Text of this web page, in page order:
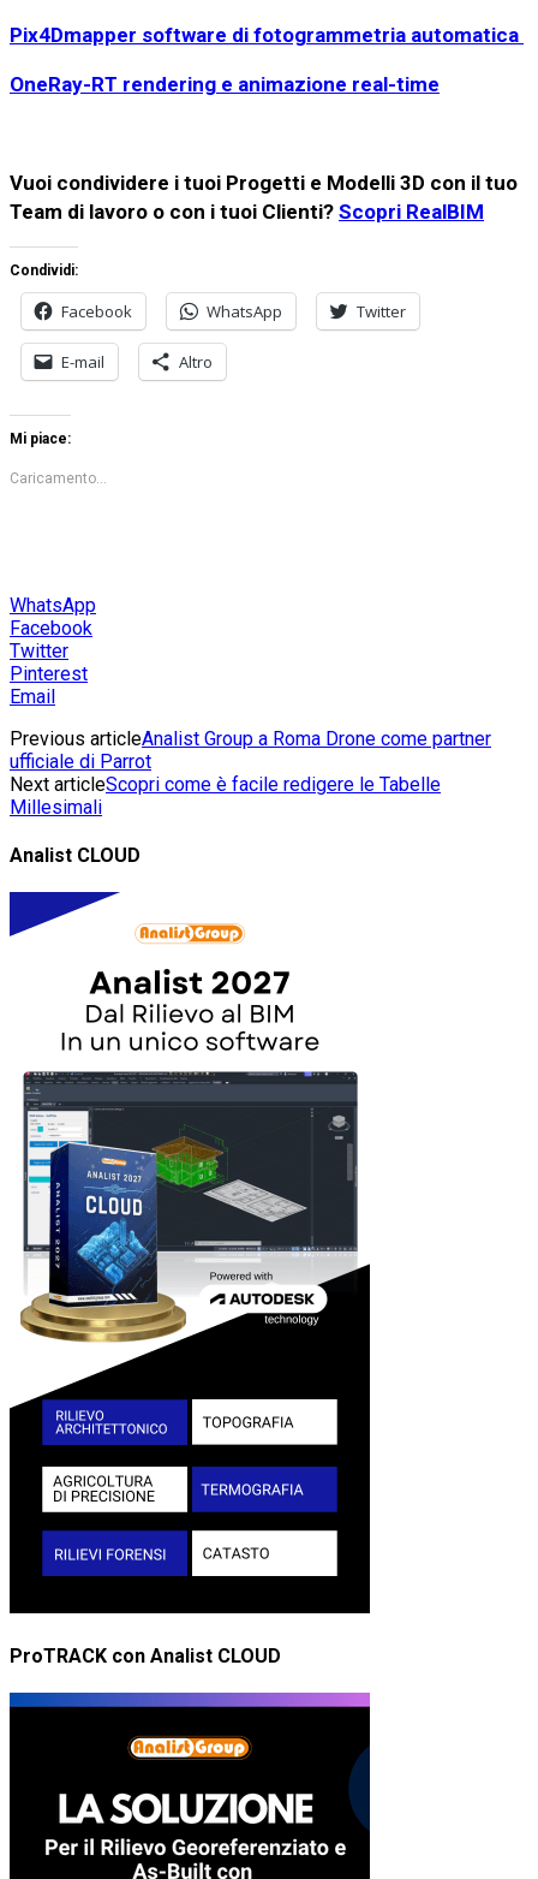
Pix4Dmapper software di fotogrammetria automatica
OneRay-RT rendering e animazione real-time
Vuoi condividere i tuoi Progetti e Modelli 3D con il tuo
Team di lavoro o con i tuoi Clienti? Scopri RealBIM
Condividi:
Facebook WhatsApp Twitter
E-mail Altro
Mi piace:
Caricamento...
WhatsApp
Facebook
Twitter
Pinterest
Email
Previous articleAnalist Group a Roma Drone come partner
ufficiale di Parrot
Next articleScopri come è facile redigere le Tabelle
Millesimali
Analist CLOUD
ProTRACK con Analist CLOUD